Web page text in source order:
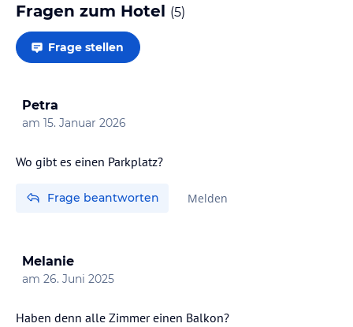
Fragen zum Hotel (5)
Frage stellen
Petra
am 15. Januar 2026
Wo gibt es einen Parkplatz?
Frage beantworten Melden
Melanie
am 26. Juni 2025
Haben denn alle Zimmer einen Balkon?